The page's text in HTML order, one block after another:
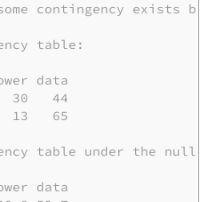
contingency exists
table:
data
30   44
13   65
table under the null
data